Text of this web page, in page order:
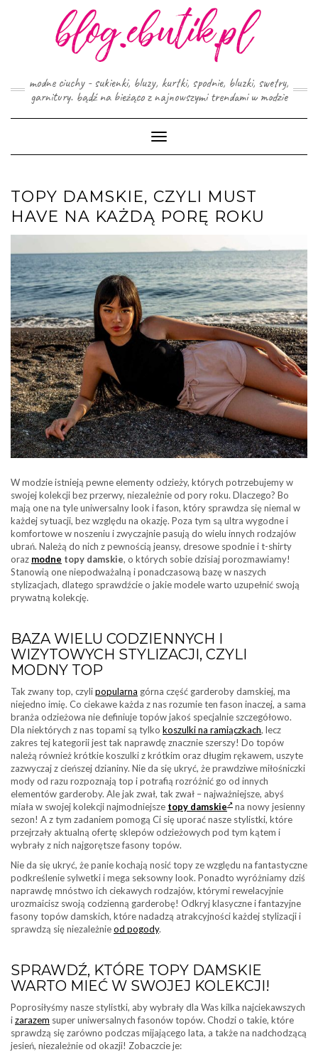
modne ciuchy - sukienki, bluzy, kurtki, spodnie, bluzki, swetry,
garnitury. bądź na bieżąco z najnowszymi trendami w modzie
Toggle
Navigation
TOPY DAMSKIE, CZYLI MUST
HAVE NA KAŻDĄ PORĘ ROKU
W modzie istnieją pewne elementy odzieży, których potrzebujemy w
swojej kolekcji bez przerwy, niezależnie od pory roku. Dlaczego? Bo
mają one na tyle uniwersalny look i fason, który sprawdza się niemal w
każdej sytuacji, bez względu na okazję. Poza tym są ultra wygodne i
komfortowe w noszeniu i zwyczajnie pasują do wielu innych rodzajów
ubrań. Należą do nich z pewnością jeansy, dresowe spodnie i t-shirty
oraz modne topy damskie, o których sobie dzisiaj porozmawiamy!
Stanowią one niepodważalną i ponadczasową bazę w naszych
stylizacjach, dlatego sprawdźcie o jakie modele warto uzupełnić swoją
prywatną kolekcję.
BAZA WIELU CODZIENNYCH I
WIZYTOWYCH STYLIZACJI, CZYLI
MODNY TOP
Tak zwany top, czylipopularna górna część garderoby damskiej, ma
niejedno imię. Co ciekawe każda z nas rozumie ten fason inaczej, a sama
branża odzieżowa nie definiuje topów jakoś specjalnie szczegółowo.
Dla niektórych z nas topami są tylko koszulki na ramiączkach, lecz
zakres tej kategorii jest tak naprawdę znacznie szerszy! Do topów
należą również krótkie koszulki z krótkim oraz długim rękawem, uszyte
zazwyczaj z cieńszej dzianiny. Nie da się ukryć, że prawdziwe miłośniczki
mody od razu rozpoznają top i potrafią rozróżnić go od innych
elementów garderoby. Ale jak zwał, tak zwał – najważniejsze, abyś
miała w swojej kolekcji najmodniejsze topy damskie
na nowy jesienny
sezon! A z tym zadaniem pomogą Ci się uporać nasze stylistki, które
przejrzały aktualną ofertę sklepów odzieżowych pod tym kątem i
wybrały z nich najgorętsze fasony topów.
Nie da się ukryć, że panie kochają nosić topy ze względu na fantastyczne
podkreślenie sylwetki i mega seksowny look. Ponadto wyróżniamy dziś
naprawdę mnóstwo ich ciekawych rodzajów, którymi rewelacyjnie
urozmaicisz swoją codzienną garderobę! Odkryj klasyczne i fantazyjne
fasony topów damskich, które nadadzą atrakcyjności każdej stylizacji i
sprawdzą się niezależnieod pogody.
SPRAWDŹ, KTÓRE TOPY DAMSKIE
WARTO MIEĆ W SWOJEJ KOLEKCJI!
Poprosiłyśmy nasze stylistki, aby wybrały dla Was kilka najciekawszych
izarazem super uniwersalnych fasonów topów. Chodzi o takie, które
sprawdzą się zarówno podczas mijającego lata, a także na nadchodzącą
jesień, niezależnie od okazji! Zobaczcie je: